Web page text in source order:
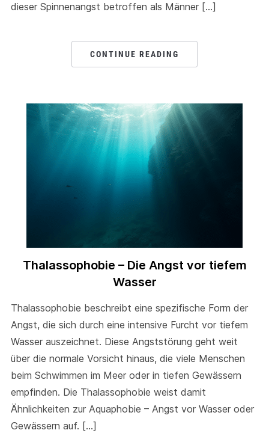
dieser Spinnenangst betroffen als Männer […]
CONTINUE READING
Thalassophobie – Die Angst vor tiefem
Wasser
Thalassophobie beschreibt eine spezifische Form der
Angst, die sich durch eine intensive Furcht vor tiefem
Wasser auszeichnet. Diese Angststörung geht weit
über die normale Vorsicht hinaus, die viele Menschen
beim Schwimmen im Meer oder in tiefen Gewässern
empfinden. Die Thalassophobie weist damit
Ähnlichkeiten zur Aquaphobie – Angst vor Wasser oder
Gewässern auf. […]